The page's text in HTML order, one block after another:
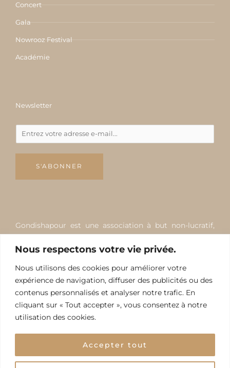
Nous respectons votre vie privée.
Nous utilisons des cookies pour améliorer votre
expérience de navigation, diffuser des publicités ou des
contenus personnalisés et analyser notre trafic. En
cliquant sur « Tout accepter », vous consentez à notre
utilisation des cookies.
Accepter tout
Concert
Gala
Nowrooz Festival
Académie
Newsletter
S'ABONNER
Gondishapour est une association à but non-lucratif,
1901, qui œuvre pour favoriser, développer et
promouvoir la création scientifique, culturelle et
artistique. Elle est indépendante de tout État,
gouvernement, mouvement ou parti politique et
courant religieux.